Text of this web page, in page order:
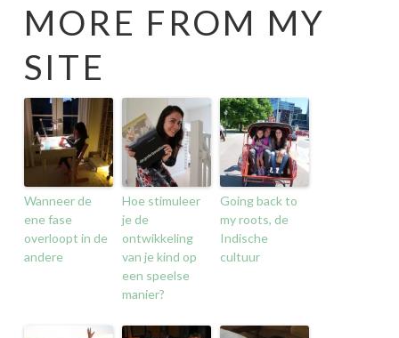
MORE FROM MY
SITE
Wanneer de
ene fase
overloopt in de
andere
Hoe stimuleer
je de
ontwikkeling
van je kind op
een speelse
manier?
Going back to
my roots, de
Indische
cultuur